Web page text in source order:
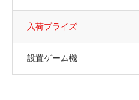
入荷プライズ
設置ゲーム機